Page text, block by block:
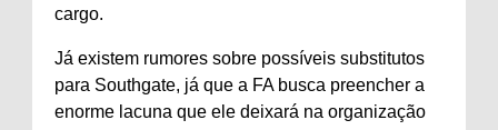
cargo.
Já existem rumores sobre possíveis substitutos
para Southgate, já que a FA busca preencher a
enorme lacuna que ele deixará na organização